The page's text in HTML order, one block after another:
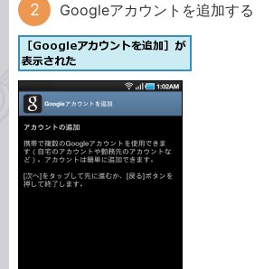
Googleアカウントを追加する